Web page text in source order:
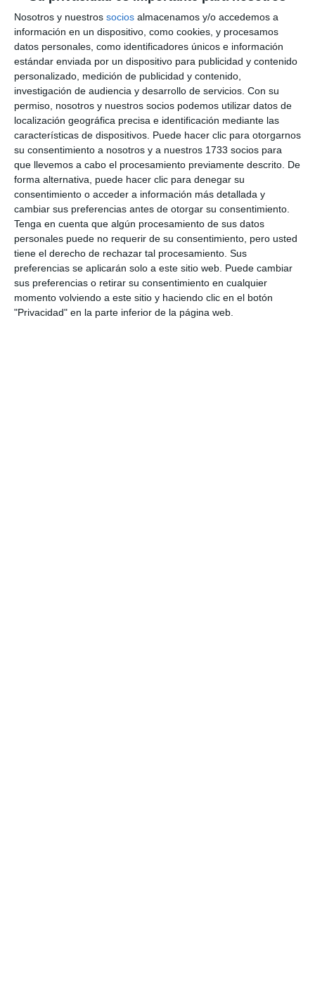
Nosotros y nuestros socios almacenamos y/o accedemos a
información en un dispositivo, como cookies, y procesamos
datos personales, como identificadores únicos e información
estándar enviada por un dispositivo para publicidad y contenido
personalizado, medición de publicidad y contenido,
investigación de audiencia y desarrollo de servicios. Con su
permiso, nosotros y nuestros socios podemos utilizar datos de
localización geográfica precisa e identificación mediante las
características de dispositivos. Puede hacer clic para otorgarnos
su consentimiento a nosotros y a nuestros 1733 socios para
que llevemos a cabo el procesamiento previamente descrito. De
forma alternativa, puede hacer clic para denegar su
consentimiento o acceder a información más detallada y
cambiar sus preferencias antes de otorgar su consentimiento.
Tenga en cuenta que algún procesamiento de sus datos
personales puede no requerir de su consentimiento, pero usted
tiene el derecho de rechazar tal procesamiento. Sus
preferencias se aplicarán solo a este sitio web. Puede cambiar
sus preferencias o retirar su consentimiento en cualquier
momento volviendo a este sitio y haciendo clic en el botón
"Privacidad" en la parte inferior de la página web.